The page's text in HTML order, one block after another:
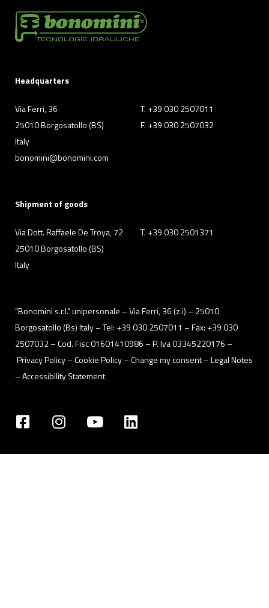
Headquarters
Via Ferri, 36
25010 Borgosatollo (BS)
Italy
T. +39 030 2507011
F. +39 030 2507032
bonomini@bonomini.com
Shipment of goods
Via Dott. Raffaele De Troya, 72
25010 Borgosatollo (BS)
Italy
T. +39 030 2501371
“Bonomini s.r.l.” unipersonale – Via Ferri, 36 (z.i) – 25010
Borgosatollo (Bs) Italy – Tel: +39 030 2507011 – Fax: +39 030
2507032 – Cod. Fisc 01601410986 – P. Iva 03345220176 –
Privacy Policy– Cookie Policy –Change my consent–Legal Notes
–Accessibility Statement